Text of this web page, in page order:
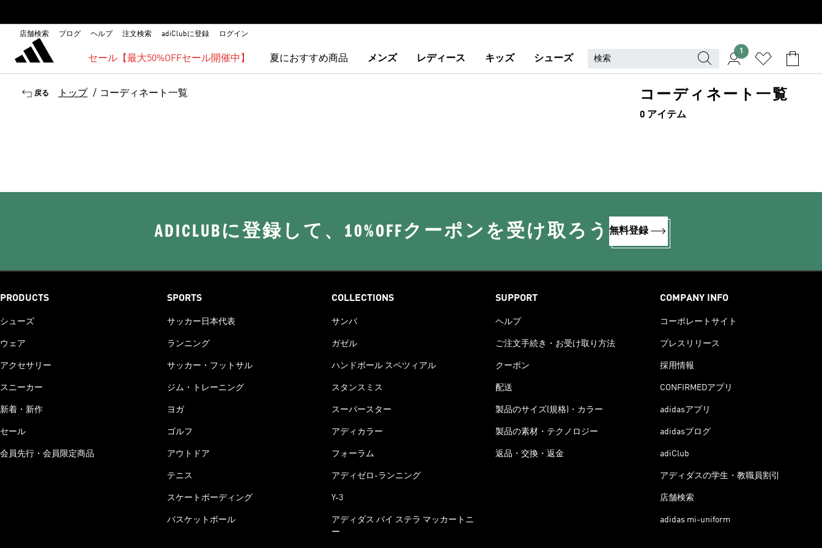
店舗検索 ブログ ヘルプ 注文検索 adiClubに登録 ログイン
セール【最大50%OFFセール開催中】 夏におすすめ商品 メンズ レディース キッズ シューズ
1
戻る トップ / コーディネート一覧 コーディネート一覧
0 アイテム
ADICLUBに登録して、10%OFFクーポンを受け取ろう 無料登録
PRODUCTS
シューズ
ウェア
アクセサリー
スニーカー
新着・新作
セール
会員先行・会員限定商品
SPORTS
サッカー日本代表
ランニング
サッカー・フットサル
ジム・トレーニング
ヨガ
ゴルフ
アウトドア
テニス
スケートボーディング
バスケットボール
COLLECTIONS
サンバ
ガゼル
ハンドボール スペツィアル
スタンスミス
スーパースター
アディカラー
フォーラム
アディゼロ-ランニング
Y-3
アディダス バイ ステラ マッカートニ
ー
SUPPORT
ヘルプ
ご注文手続き・お受け取り方法
クーポン
配送
製品のサイズ(規格)・カラー
製品の素材・テクノロジー
返品・交換・返金
COMPANY INFO
コーポレートサイト
プレスリリース
採用情報
CONFIRMEDアプリ
adidasアプリ
adidasブログ
adiClub
アディダスの学生・教職員割引
店舗検索
adidas mi-uniform